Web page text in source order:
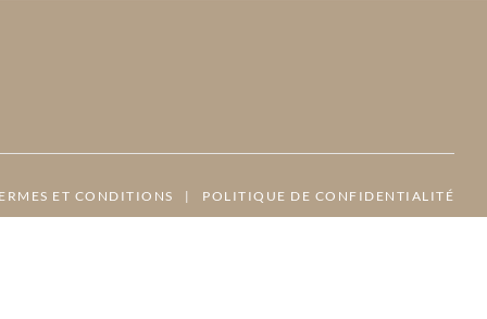
ET CONDITIONS | POLITIQUE DE CONFIDENTIALITÉ